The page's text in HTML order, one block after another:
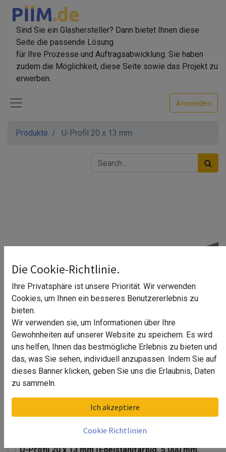
Sind Sie ein Glashersteller? Dann bietet Ihnen diese
Seite die passende Lösung
für Ihre Prozesse und Auftragsabwicklung. Sie haben
zudem die Möglichkeit, diese Seite sowie das Projekt zu
erwerben.
Anmelden
Produkte U-Profil 20 x 13 mm
U-Profil 20 x 13 mm
Eloxiert, E6 gebeizt)
U-Profil 20 x 13 mm (Edelstahlfarbig, 5.000 mm,
U-Profil 20 x 13 mm (Edelstahlfarbig, 5.000 mm,
Die Cookie-Richtlinie.
Ihre Privatsphäre ist unsere Priorität. Wir verwenden
Cookies, um Ihnen ein besseres Benutzererlebnis zu
bieten.
Wir verwenden sie, um Informationen über Ihre
Gewohnheiten auf unserer Website zu speichern. Es wird
uns helfen, Ihnen das bestmögliche Erlebnis zu bieten und
das, was Sie sehen, individuell anzupassen. Indem Sie auf
dieses Banner klicken, geben Sie uns die Erlaubnis, Daten
zu sammeln.
Ich akzeptiere
Cookie Richtlinien